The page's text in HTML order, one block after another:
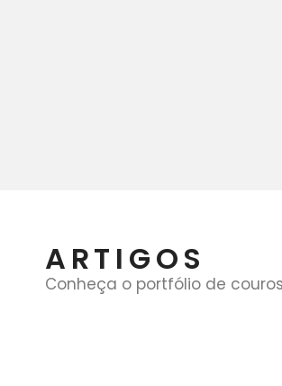
ARTIGOS
Conheça o portfólio de